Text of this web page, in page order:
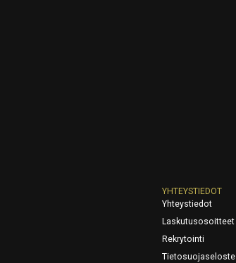
YHTEYSTIEDOT
Yhteystiedot
Laskutusosoitteet
Rekrytointi
Tietosuojaseloste